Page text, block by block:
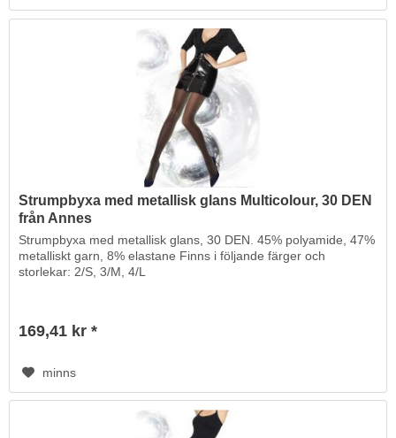
Strumpbyxa med metallisk glans Multicolour, 30 DEN
från Annes
Strumpbyxa med metallisk glans, 30 DEN. 45% polyamide, 47%
metalliskt garn, 8% elastane Finns i följande färger och
storlekar: 2/S, 3/M, 4/L
169,41 kr *
minns